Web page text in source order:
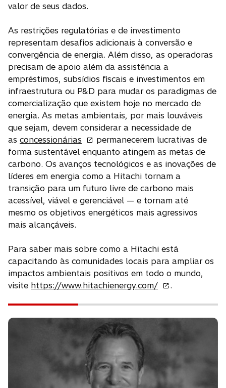
valor de seus dados.
As restrições regulatórias e de investimento
representam desafios adicionais à conversão e
convergência de energia. Além disso, as operadoras
precisam de apoio além da assistência a
empréstimos, subsídios fiscais e investimentos em
infraestrutura ou P&D para mudar os paradigmas de
comercialização que existem hoje no mercado de
energia. As metas ambientais, por mais louváveis
que sejam, devem considerar a necessidade de
as concessionárias
b
r
e
e
m
u
n
o
v
a
u
i
permanecerem lucrativas de
forma sustentável enquanto atingem as metas de
carbono. Os avanços tecnológicos e as inovações de
líderes em energia como a Hitachi tornam a
transição para um futuro livre de carbono mais
acessível, viável e gerenciável — e tornam até
mesmo os objetivos energéticos mais agressivos
mais alcançáveis.
Para saber mais sobre como a Hitachi está
capacitando às comunidades locais para ampliar os
impactos ambientais positivos em todo o mundo,
visite https://www.hitachienergy.com/a
r
e
a
.